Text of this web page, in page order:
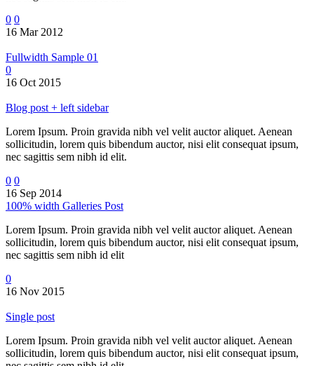
0 0
16 Mar 2012
Fullwidth Sample 01
0
16 Oct 2015
Blog post + left sidebar
Lorem Ipsum. Proin gravida nibh vel velit auctor aliquet. Aenean
sollicitudin, lorem quis bibendum auctor, nisi elit consequat ipsum,
nec sagittis sem nibh id elit.
0 0
16 Sep 2014
100% width Galleries Post
Lorem Ipsum. Proin gravida nibh vel velit auctor aliquet. Aenean
sollicitudin, lorem quis bibendum auctor, nisi elit consequat ipsum,
nec sagittis sem nibh id elit
0
16 Nov 2015
Single post
Lorem Ipsum. Proin gravida nibh vel velit auctor aliquet. Aenean
sollicitudin, lorem quis bibendum auctor, nisi elit consequat ipsum,